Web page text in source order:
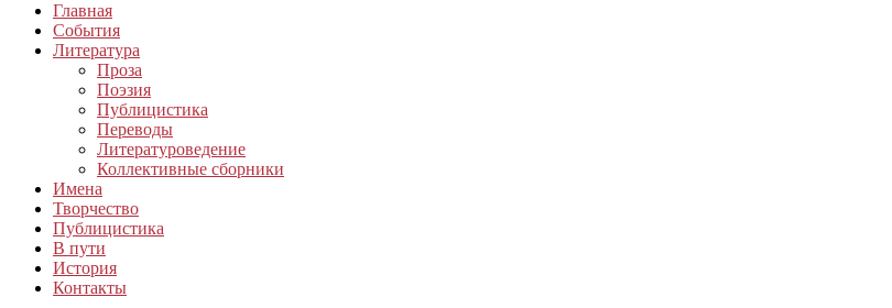
Главная
События
Литература
Проза
Поэзия
Публицистика
Переводы
Литературоведение
Коллективные сборники
Имена
Творчество
Публицистика
В пути
История
Контакты